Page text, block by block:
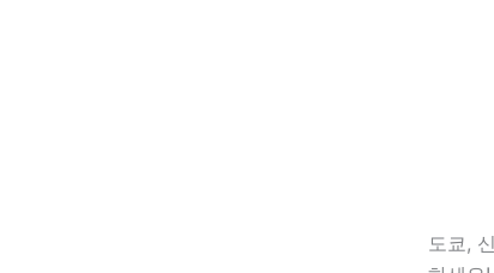
도쿄,